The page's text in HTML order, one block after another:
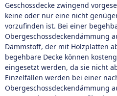
Geschossdecke zwingend
keine oder nur eine nicht
vorzufinden ist. Bei einer
Obergeschossdeckendämmung
Dämmstoff, der mit Holzplatten
begehbare Decke können
eingesetzt werden, da sie nicht
Einzelfällen werden bei einer
Obergeschossdeckendämmung